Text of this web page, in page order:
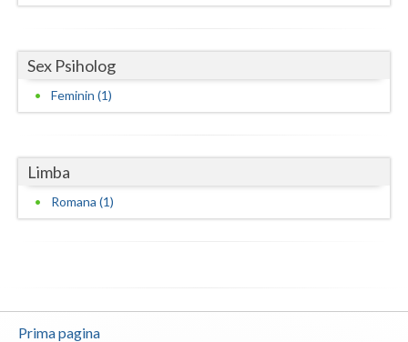
Sibiu
Suceava
Timis
Tulcea
Vrancea
Sex Psiholog
Feminin (1)
Limba
Romana (1)
Prima pagina